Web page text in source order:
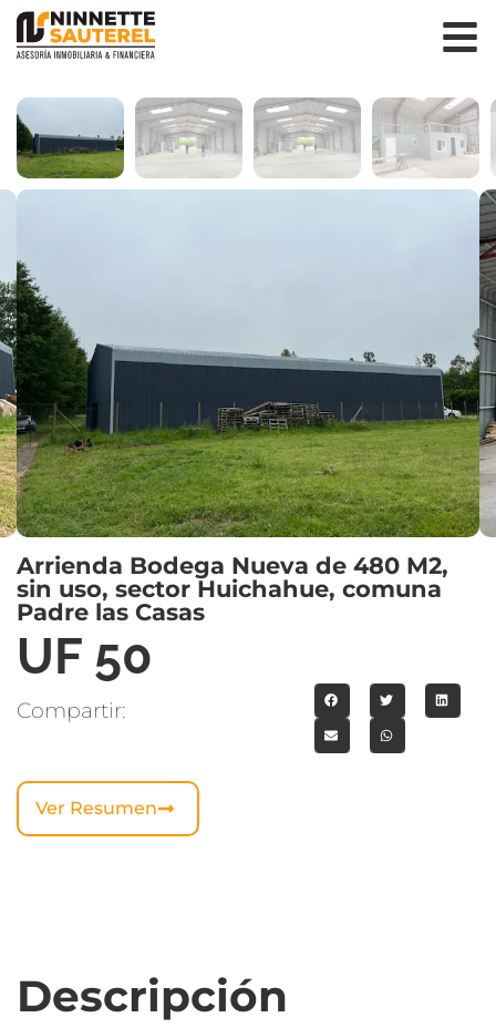
Arrienda Bodega Nueva de 480 M2,
sin uso, sector Huichahue, comuna
Padre las Casas
UF 50
Compartir:
Ver Resumen
Descripción